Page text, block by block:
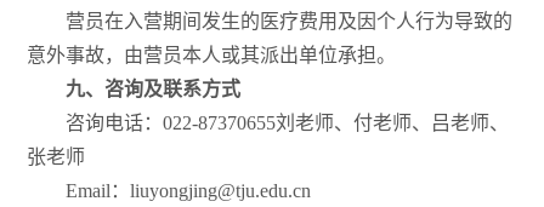
营员在入营期间发生的医疗费用及因个人行为导致的
意外事故，由营员本人或其派出单位承担。
九、咨询及联系方式
咨询电话：022-87370655刘老师、付老师、吕老师、
张老师
Email：liuyongjing@tju.edu.cn